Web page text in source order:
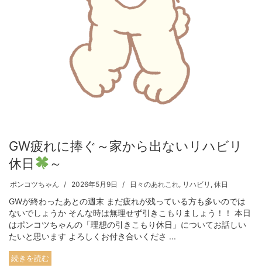
GW疲れに捧ぐ～家から出ないリハビリ
休日
～
ポンコツちゃん 2026年5月9日 日々のあれこれ, リハビリ , 休日
GWが終わったあとの週末 まだ疲れが残っている方も多いのでは
ないでしょうか そんな時は無理せず引きこもりましょう！！ 本日
はポンコツちゃんの「理想の引きこもり休日」についてお話しい
たいと思います よろしくお付き合いくださ ...
続きを読む